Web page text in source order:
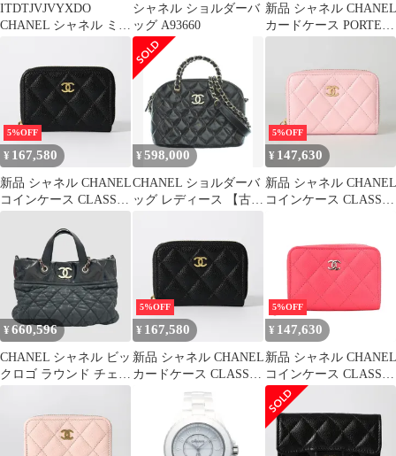
ITDTJVJVYXDO
CHANEL シャネル ミュ
ラップ アイボリー ホワ
イト 白 レザー レディ
ース サイズ 36 1/2C
シャネル ショルダーバ
ッグ A93660
新品 シャネル CHANEL
カードケース PORTE-
CARTES CLASSIQUE
5%OFF
¥ 167,580
新品 シャネル CHANEL
コインケース CLASSIC
¥598,000
CHANEL ショルダーバ
ッグ レディース 【古
5%OFF
¥ 147,630
新品 シャネル CHANEL
コインケース CLASSIC
¥660,596
CHANEL シャネル ビッ
クロゴ ラウンド チェー
5%OFF
¥ 167,580
新品 シャネル CHANEL
カードケース CLASSIC
ZIP COIN PURSE ブラ
5%OFF
¥ 147,630
新品 シャネル CHANEL
コインケース CLASSIC
ZIP COIN PURSE ネオ
ンピンク